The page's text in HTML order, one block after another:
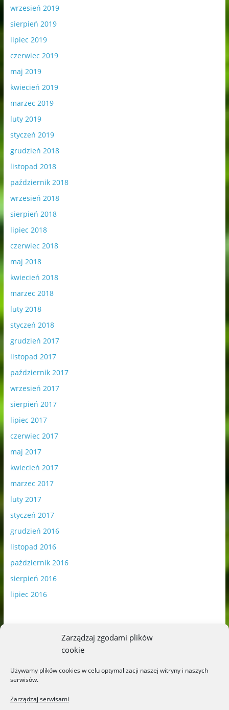
Zarządzaj zgodami plików
cookie
Używamy plików cookies w celu optymalizacji naszej witryny i naszych
serwisów.
Zarządzaj serwisami
wrzesień 2019
sierpień 2019
lipiec 2019
czerwiec 2019
maj 2019
kwiecień 2019
marzec 2019
luty 2019
styczeń 2019
grudzień 2018
listopad 2018
październik 2018
wrzesień 2018
sierpień 2018
lipiec 2018
czerwiec 2018
maj 2018
kwiecień 2018
marzec 2018
luty 2018
styczeń 2018
grudzień 2017
listopad 2017
październik 2017
wrzesień 2017
sierpień 2017
lipiec 2017
czerwiec 2017
maj 2017
kwiecień 2017
marzec 2017
luty 2017
styczeń 2017
grudzień 2016
listopad 2016
październik 2016
sierpień 2016
lipiec 2016